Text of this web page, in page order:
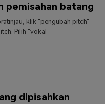
pemisahan batang
klik "pengubah pitch"
Pilih "vokal
dipisahkan